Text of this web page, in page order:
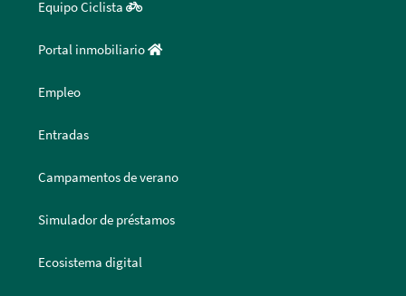
Equipo Ciclista
Portal inmobiliario
Empleo
Entradas
Campamentos de verano
Simulador de préstamos
Ecosistema digital